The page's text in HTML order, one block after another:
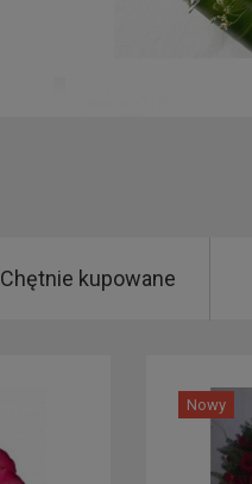
Chętnie kupowane
Nowy